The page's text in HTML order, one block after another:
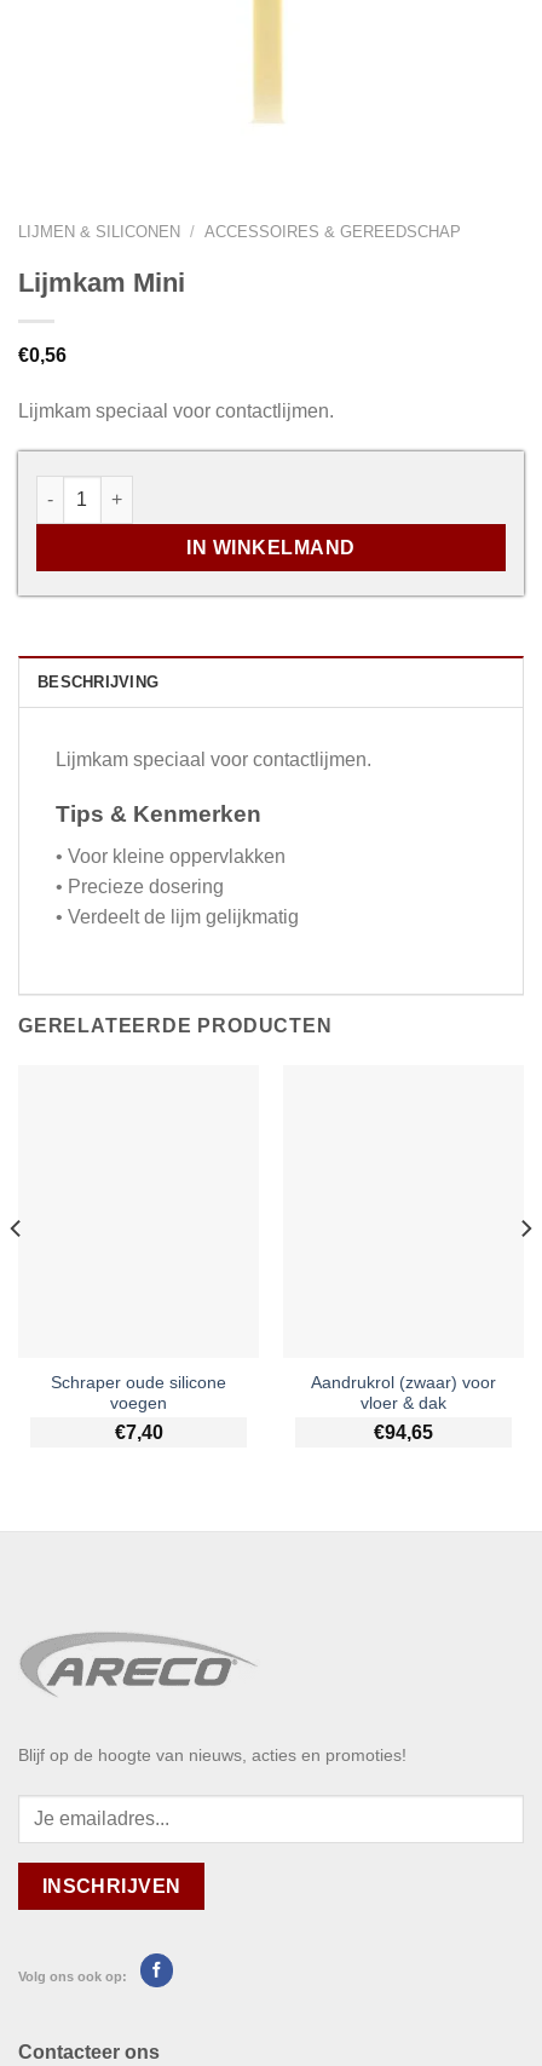
LIJMEN & SILICONEN / ACCESSOIRES & GEREEDSCHAP
Lijmkam Mini
€0,56
Lijmkam speciaal voor contactlijmen.
Lijmkam Mini aantal
IN WINKELMAND
BESCHRIJVING
Lijmkam speciaal voor contactlijmen.
Tips & Kenmerken
• Voor kleine oppervlakken
• Precieze dosering
• Verdeelt de lijm gelijkmatig
GERELATEERDE PRODUCTEN
Schraper oude silicone
voegen
€7,40
Aandrukrol (zwaar) voor
vloer & dak
€94,65
Blijf op de hoogte van nieuws, acties en promoties!
Volg ons ook op:
Contacteer ons